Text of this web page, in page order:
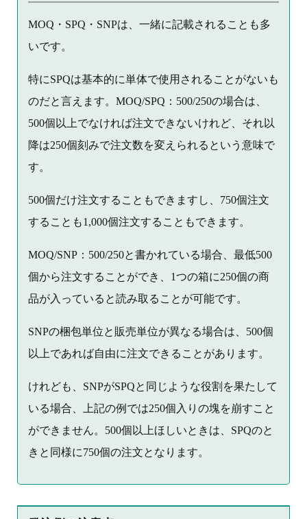
MOQ・SPQ・SNPは、一緒に記載されることも多
いです。
特にSPQは基本的に単体で使用されることがないも
のだと言えます。MOQ/SPQ：500/250の場合は、
500個以上でなければ注文できないけれど、それ以
降は250個刻みで注文数を変えられるという意味で
す。
500個だけ注文することもできますし、750個注文
することも1,000個注文することもできます。
MOQ/SNP：500/250と書かれている場合、最低500
個から注文することができ、1つの箱に250個の商
品が入っていると読み取ることが可能です。
SNPの梱包単位と販売単位が異なる場合は、500個
以上であれば自由に注文できることがあります。
けれども、SNPがSPQと同じような役割を果たして
いる場合、上記の例では250個入りの塊を崩すこと
ができません。500個以上ほしいときは、SPQのと
きと同様に750個の注文となります。